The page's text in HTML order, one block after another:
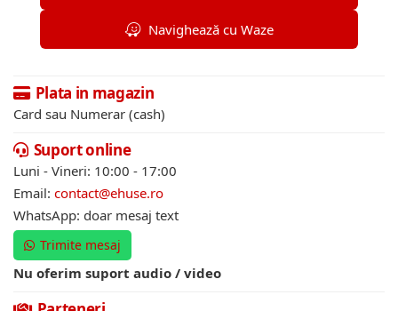
Navighează cu Waze
Plata in magazin
Card sau Numerar (cash)
Suport online
Luni - Vineri: 10:00 - 17:00
Email: contact@ehuse.ro
WhatsApp: doar mesaj text
Trimite mesaj
Nu oferim suport audio / video